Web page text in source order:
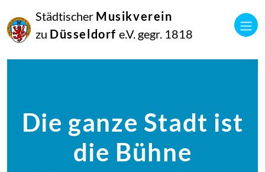
Städtischer Musikverein
zu Düsseldorf e.V. gegr. 1818
Die ganze Stadt ist
die Bühne